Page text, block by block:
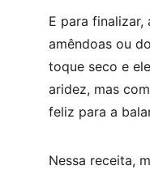
E para
amêndoas ou
toque seco e
aridez, mas
feliz para a
Nessa receita,